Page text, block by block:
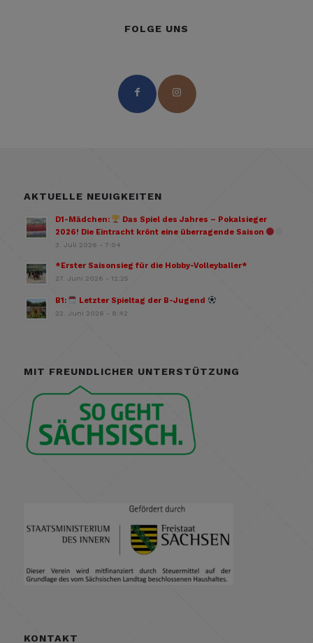
FOLGE UNS
AKTUELLE NEUIGKEITEN
D1-Mädchen:
Das Spiel des Jahres – Pokalsieger
2026! Die Eintracht krönt eine überragende Saison
3. Juli 2026 - 7:04
*Erster Saisonsieg für die Hobby-Volleyballer*
27. Juni 2026 - 12:25
B1: Letzter Spieltag der B-Jugend
22. Juni 2026 - 8:42
MIT FREUNDLICHER UNTERSTÜTZUNG
KONTAKT